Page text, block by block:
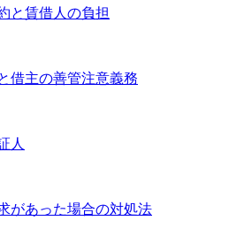
と賃借人の負担
借主の善管注意義務
人
があった場合の対処法